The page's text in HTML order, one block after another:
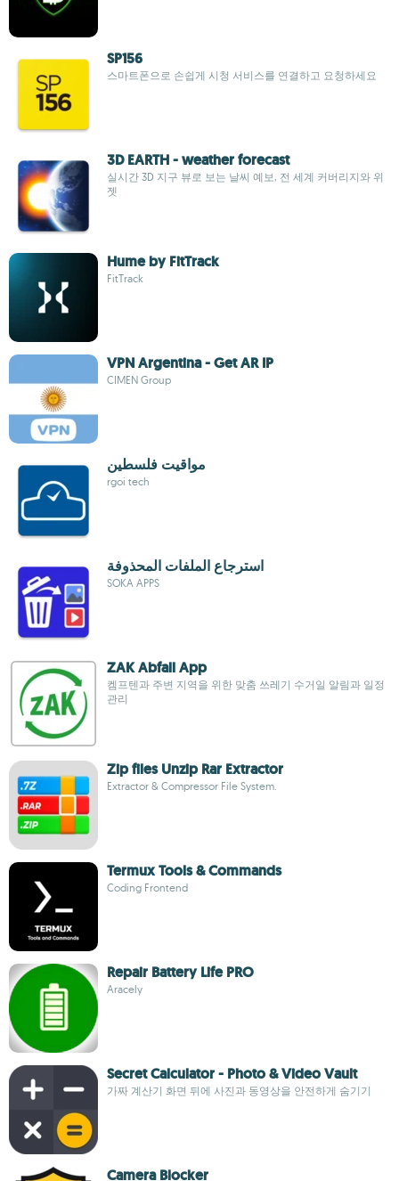
SP156
스마트폰으로 손쉽게 시청 서비스를 연결하고 요청하세요
3D EARTH - weather forecast
실시간 3D 지구 뷰로 보는 날씨 예보, 전 세계 커버리지와 위
젯
Hume by FitTrack
FitTrack
VPN Argentina - Get AR IP
CIMEN Group
مواقيت فلسطين
rgoi tech
استرجاع الملفات المحذوفة
SOKA APPS
ZAK Abfall App
켐프텐과 주변 지역을 위한 맞춤 쓰레기 수거일 알림과 일정
관리
Zip files Unzip Rar Extractor
Extractor & Compressor File System.
Termux Tools & Commands
Coding Frontend
Repair Battery Life PRO
Aracely
Secret Calculator - Photo & Video Vault
가짜 계산기 화면 뒤에 사진과 동영상을 안전하게 숨기기
Camera Blocker